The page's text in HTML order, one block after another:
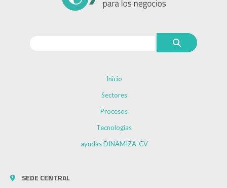
Inicio
Sectores
Procesos
Tecnologías
ayudas DINAMIZA-CV
SEDE CENTRAL